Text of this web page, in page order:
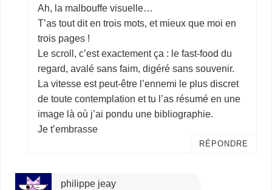
Ah, la malbouffe visuelle…
T’as tout dit en trois mots, et mieux que moi en
trois pages !
Le scroll, c’est exactement ça : le fast-food du
regard, avalé sans faim, digéré sans souvenir.
La vitesse est peut-être l’ennemi le plus discret
de toute contemplation et tu l’as résumé en une
image là où j’ai pondu une bibliographie.
Je t’embrasse
RÉPONDRE
philippe jeay